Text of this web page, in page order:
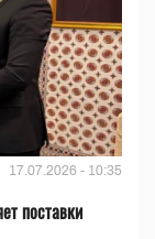
17.07.2026 - 10:35
поставки